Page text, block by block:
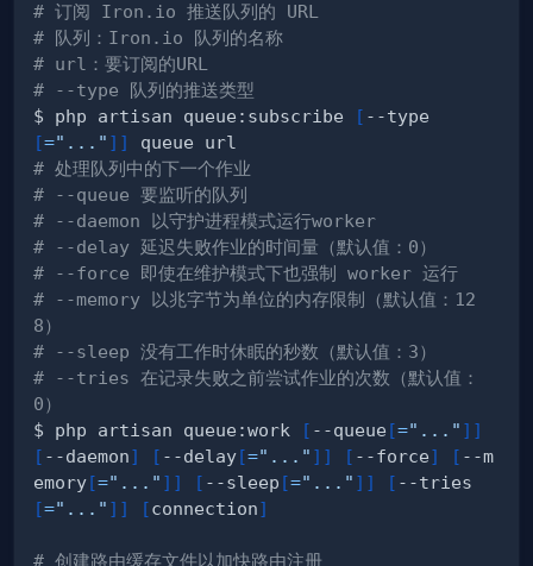
# 订阅 Iron.io 推送队列的 URL
# 队列：Iron.io 队列的名称
# url：要订阅的URL
# --type 队列的推送类型
$ php artisan queue:subscribe
[ --type
[="..." ] ]
# 处理队列中的下一个作业
# --queue 要监听的队列
# --daemon 以守护进程模式运行worker
# --delay 延迟失败作业的时间量（默认值：0）
# --force 即使在维护模式下也强制 worker 运行
# --memory 以兆字节为单位的内存限制（默认值：12
8）
# --sleep 没有工作时休眠的秒数（默认值：3）
# --tries 在记录失败之前尝试作业的次数（默认值：
0）
$ php artisan queue:work
[ --queue [="..." ] ]
[ --daemon] [ --delay[="..." ] ] [ --force] [ --m
emory[="..." ] ] [ --sleep [="..." ] ] [ --tries
[="..." ] ] [connection]
# 创建路由缓存文件以加快路由注册